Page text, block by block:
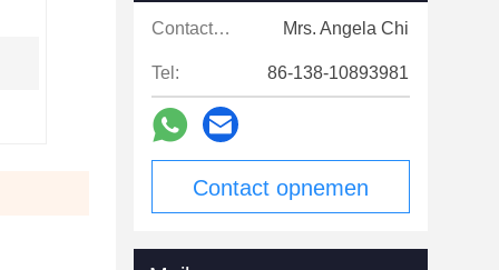
Contacten: Mrs. Angela Chi
Tel: 86-138-10893981
Contact opnemen